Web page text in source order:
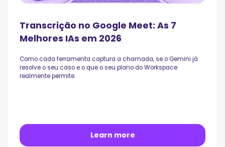
Transcrição no Google Meet: As 7
Melhores IAs em 2026
Como cada ferramenta captura a chamada, se o Gemini já
resolve o seu caso e o que o seu plano do Workspace
realmente permite.
Learn more